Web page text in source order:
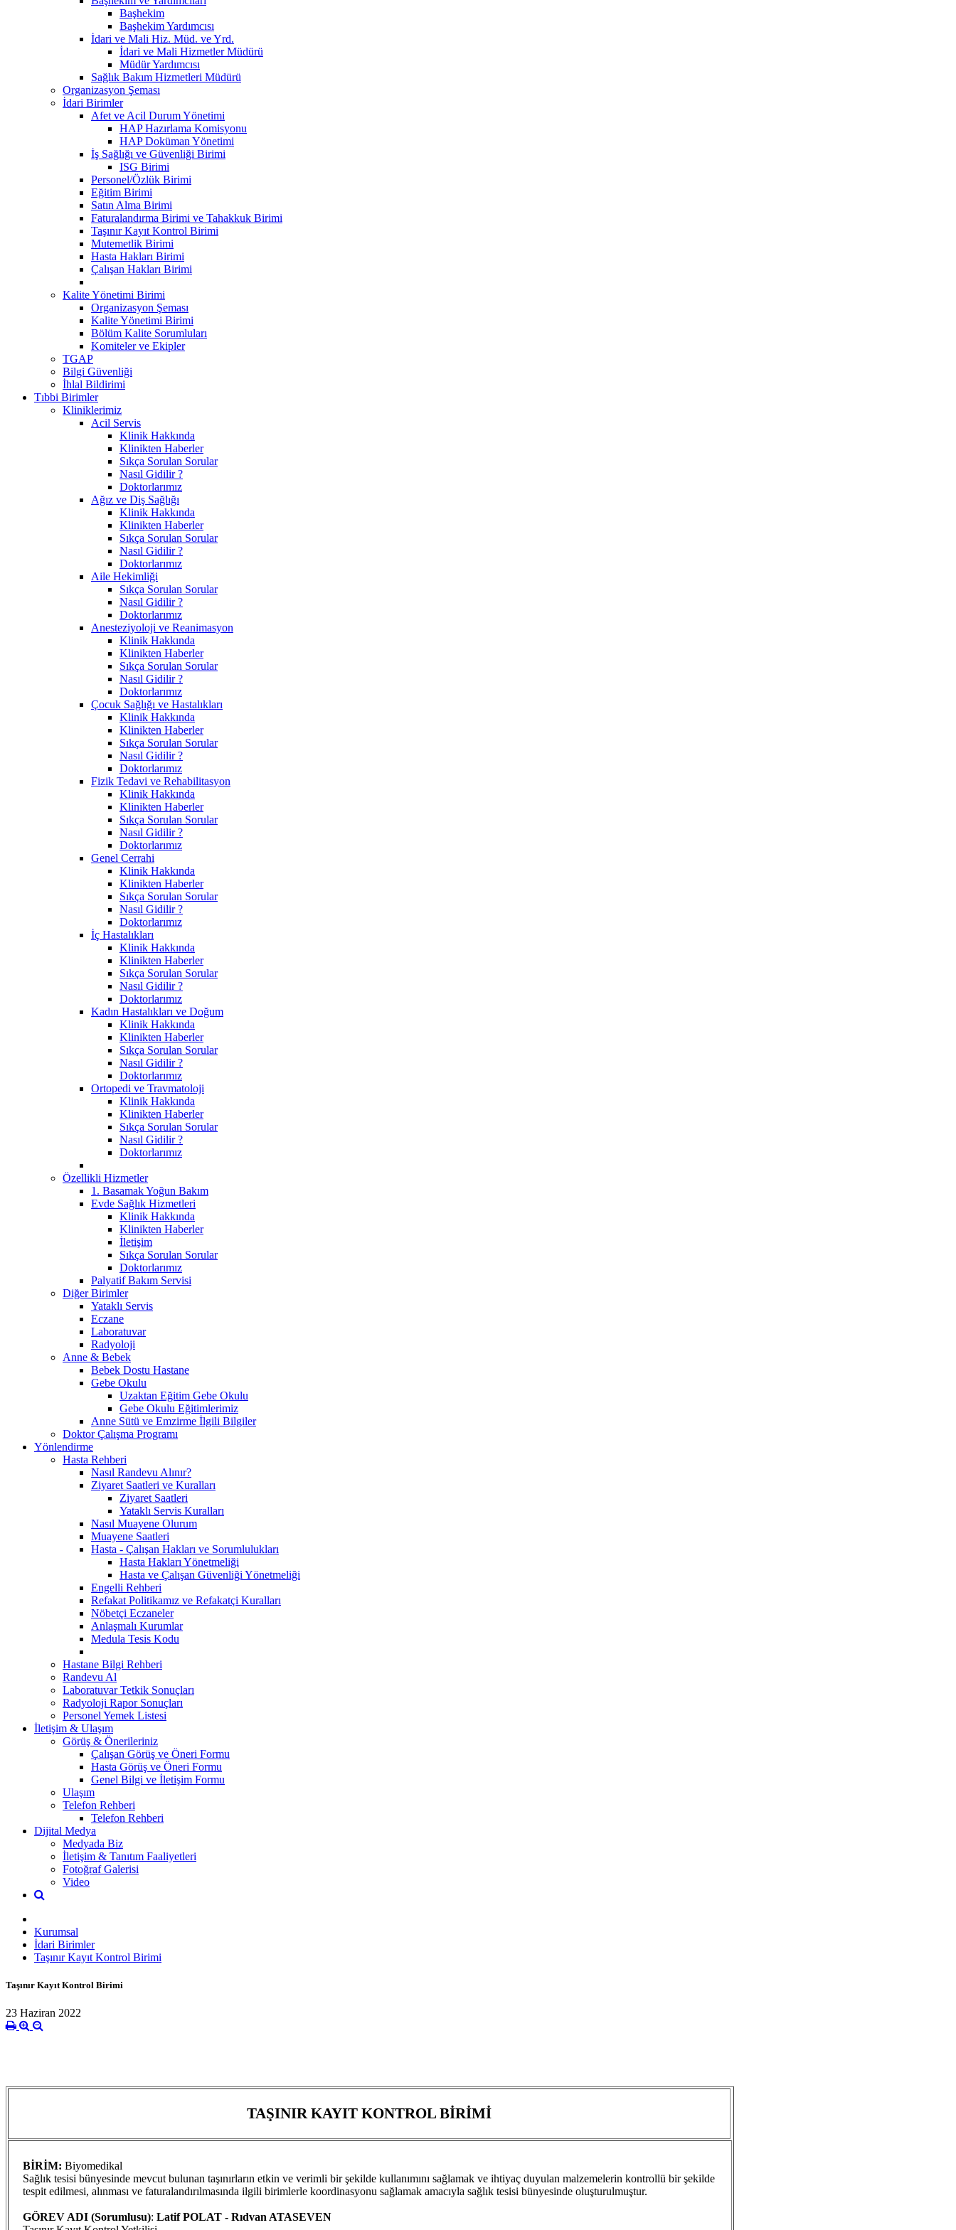
Başhekim
Başhekim Yardımcısı
İdari ve Mali Hiz. Müd. ve Yrd.
İdari ve Mali Hizmetler Müdürü
Müdür Yardımcısı
Sağlık Bakım Hizmetleri Müdürü
Organizasyon Şeması
İdari Birimler
Afet ve Acil Durum Yönetimi
HAP Hazırlama Komisyonu
HAP Doküman Yönetimi
İş Sağlığı ve Güvenliği Birimi
ISG Birimi
Personel/Özlük Birimi
Eğitim Birimi
Satın Alma Birimi
Faturalandırma Birimi ve Tahakkuk Birimi
Taşınır Kayıt Kontrol Birimi
Mutemetlik Birimi
Hasta Hakları Birimi
Çalışan Hakları Birimi
Kalite Yönetimi Birimi
Organizasyon Şeması
Kalite Yönetimi Birimi
Bölüm Kalite Sorumluları
Komiteler ve Ekipler
TGAP
Bilgi Güvenliği
İhlal Bildirimi
Tıbbi Birimler
Kliniklerimiz
Acil Servis
Klinik Hakkında
Klinikten Haberler
Sıkça Sorulan Sorular
Nasıl Gidilir ?
Doktorlarımız
Ağız ve Diş Sağlığı
Klinik Hakkında
Klinikten Haberler
Sıkça Sorulan Sorular
Nasıl Gidilir ?
Doktorlarımız
Aile Hekimliği
Sıkça Sorulan Sorular
Nasıl Gidilir ?
Doktorlarımız
Anesteziyoloji ve Reanimasyon
Klinik Hakkında
Klinikten Haberler
Sıkça Sorulan Sorular
Nasıl Gidilir ?
Doktorlarımız
Çocuk Sağlığı ve Hastalıkları
Klinik Hakkında
Klinikten Haberler
Sıkça Sorulan Sorular
Nasıl Gidilir ?
Doktorlarımız
Fizik Tedavi ve Rehabilitasyon
Klinik Hakkında
Klinikten Haberler
Sıkça Sorulan Sorular
Nasıl Gidilir ?
Doktorlarımız
Genel Cerrahi
Klinik Hakkında
Klinikten Haberler
Sıkça Sorulan Sorular
Nasıl Gidilir ?
Doktorlarımız
İç Hastalıkları
Klinik Hakkında
Klinikten Haberler
Sıkça Sorulan Sorular
Nasıl Gidilir ?
Doktorlarımız
Kadın Hastalıkları ve Doğum
Klinik Hakkında
Klinikten Haberler
Sıkça Sorulan Sorular
Nasıl Gidilir ?
Doktorlarımız
Ortopedi ve Travmatoloji
Klinik Hakkında
Klinikten Haberler
Sıkça Sorulan Sorular
Nasıl Gidilir ?
Doktorlarımız
Özellikli Hizmetler
1. Basamak Yoğun Bakım
Evde Sağlık Hizmetleri
Klinik Hakkında
Klinikten Haberler
İletişim
Sıkça Sorulan Sorular
Doktorlarımız
Palyatif Bakım Servisi
Diğer Birimler
Yataklı Servis
Eczane
Laboratuvar
Radyoloji
Anne & Bebek
Bebek Dostu Hastane
Gebe Okulu
Uzaktan Eğitim Gebe Okulu
Gebe Okulu Eğitimlerimiz
Anne Sütü ve Emzirme İlgili Bilgiler
Doktor Çalışma Programı
Yönlendirme
Hasta Rehberi
Nasıl Randevu Alınır?
Ziyaret Saatleri ve Kuralları
Ziyaret Saatleri
Yataklı Servis Kuralları
Nasıl Muayene Olurum
Muayene Saatleri
Hasta - Çalışan Hakları ve Sorumlulukları
Hasta Hakları Yönetmeliği
Hasta ve Çalışan Güvenliği Yönetmeliği
Engelli Rehberi
Refakat Politikamız ve Refakatçi Kuralları
Nöbetçi Eczaneler
Anlaşmalı Kurumlar
Medula Tesis Kodu
Hastane Bilgi Rehberi
Randevu Al
Laboratuvar Tetkik Sonuçları
Radyoloji Rapor Sonuçları
Personel Yemek Listesi
İletişim & Ulaşım
Görüş & Önerileriniz
Çalışan Görüş ve Öneri Formu
Hasta Görüş ve Öneri Formu
Genel Bilgi ve İletişim Formu
Ulaşım
Telefon Rehberi
Telefon Rehberi
Dijital Medya
Medyada Biz
İletişim & Tanıtım Faaliyetleri
Fotoğraf Galerisi
Video
Kurumsal
İdari Birimler
Taşınır Kayıt Kontrol Birimi
Taşınır Kayıt Kontrol Birimi
23 Haziran 2022
TAŞINIR KAYIT KONTROL BİRİMİ
BİRİM: Biyomedikal
Sağlık tesisi bünyesinde mevcut bulunan taşınırların etkin ve verimli bir şekilde kullanımını sağlamak ve ihtiyaç duyulan malzemelerin kontrollü bir şekilde
tespit edilmesi, alınması ve faturalandırılmasında ilgili birimlerle koordinasyonu sağlamak amacıyla sağlık tesisi bünyesinde oluşturulmuştur.
GÖREV ADI (Sorumlusu): Latif POLAT - Rıdvan ATASEVEN